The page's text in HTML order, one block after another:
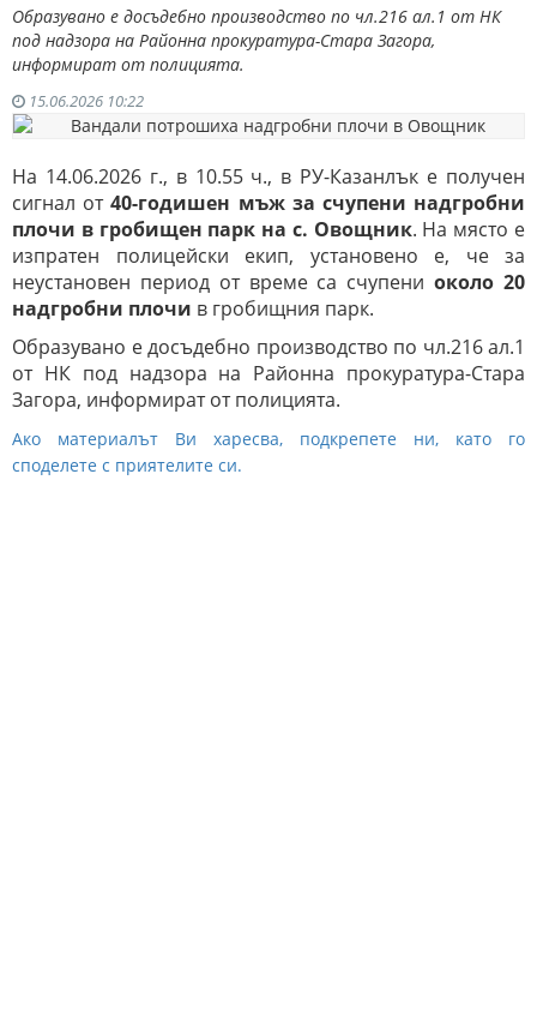
Образувано е досъдебно производство по чл.216 ал.1 от НК
под надзора на Районна прокуратура-Стара Загора,
информират от полицията.
15.06.2026 10:22
На 14.06.2026 г., в 10.55 ч., в РУ-Казанлък е получен
сигнал от40-годишен мъж за счупени надгробни
плочи в гробищен парк на с. Овощник. На място е
изпратен полицейски екип, установено е, че за
неустановен период от време са счупениоколо 20
надгробни плочи в гробищния парк.
Образувано е досъдебно производство по чл.216 ал.1
от НК под надзора на Районна прокуратура-Стара
Загора, информират от полицията.
Ако материалът Ви харесва, подкрепете ни, като го
споделете с приятелите си.